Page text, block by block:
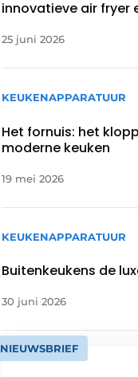
innovatieve air fryer
25 juni 2026
KEUKENAPPARATUUR
Het fornuis: het
moderne keuken
19 mei 2026
KEUKENAPPARATUUR
Buitenkeukens de
30 juni 2026
NIEUWSBRIEF